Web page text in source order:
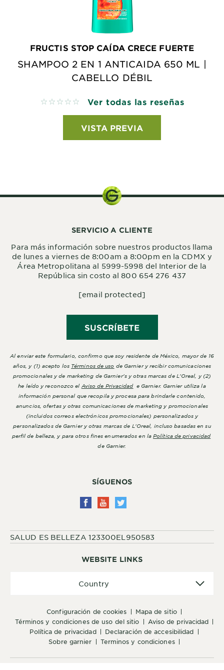
FRUCTIS STOP CAÍDA CRECE FUERTE
SHAMPOO 2 EN 1 ANTICAIDA 650 ML |
CABELLO DÉBIL
No reviews Ver todas las reseñas
VISTA PREVIA
WEBSITE LINKS
configuración de cookies
mapa de sitio
términos y condiciones de uso del sitio
aviso de privacidad
política de privacidad
declaración de accesibilidad
sobre garnier
terminos y condiciones
Country
SÍGUENOS
SALUD ES BELLEZA 123300EL950583
SERVICIO A CLIENTE
Para más información sobre nuestros productos llama
de lunes a viernes de 8:00am a 8:00pm en la CDMX y
Área Metropolitana al 5999-5998 del Interior de la
República sin costo al 800 654 276 437
[email protected]
SUSCRÍBETE
Al enviar este formulario, confirmo que soy residente de México, mayor de 16
años, y (1) acepto los Términos de uso de Garnier y recibir comunicaciones
promocionales y de marketing de Garnier's y otras marcas de L'Oreal, y (2)
he leído y reconozco el Aviso de Privacidade Garnier. Garnier utiliza la
información personal que recopila y procesa para brindarle contenido,
anuncios, ofertas y otras comunicaciones de marketing y promocionales
(incluidos correos electrónicos promocionales) personalizados y
personalizados de Garnier y otras marcas de L'Oreal, incluso basadas en su
perfil de belleza, y para otros fines enumerados en laPolítica de privacidad
de Garnier.